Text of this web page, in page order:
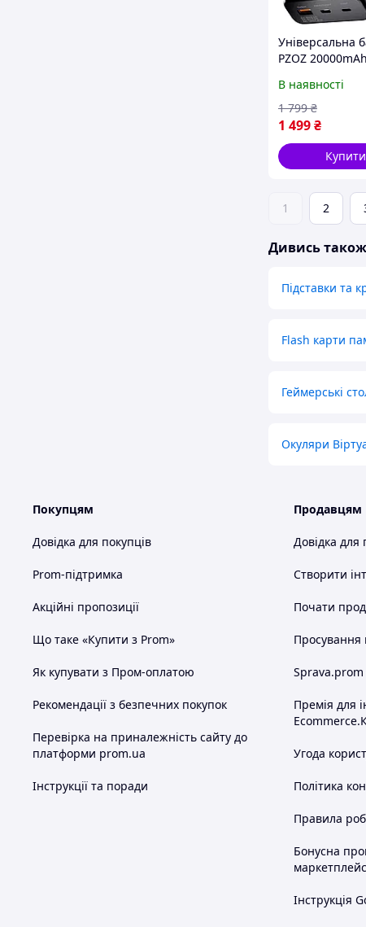
Універсальна
PZOZ
В наявності
1 499₴
1 799 ₴
Купити
1 2
Дивись також
Підставки та
Flash карти
Геймерські
Окуляри
Покупцям
Довідка для покупців
Prom-підтримка
Акційні пропозиції
Що таке «Купити з Prom»
Як купувати з Пром-оплатою
Рекомендації з безпечних покупок
Перевірка на приналежність сайту до
платформи prom.ua
Інструкції та поради
Продавцям
Довідка для
Створити
Почати
Просування
Премія для
Угода
Політика
Правила
Бонусна
Інструкція